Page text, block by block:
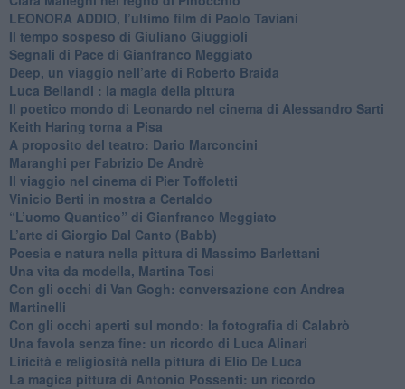
​LEONORA ADDIO, l’ultimo film di Paolo Taviani
Il tempo sospeso di Giuliano Giuggioli
Segnali di Pace di Gianfranco Meggiato
​Deep, un viaggio nell’arte di Roberto Braida
​Luca Bellandi : la magia della pittura
​Il poetico mondo di Leonardo nel cinema di Alessandro Sarti
​Keith Haring torna a Pisa
​A proposito del teatro: Dario Marconcini
Maranghi per Fabrizio De Andrè
​Il viaggio nel cinema di Pier Toffoletti
Vinicio Berti in mostra a Certaldo
“L’uomo Quantico” di Gianfranco Meggiato
​L’arte di Giorgio Dal Canto (Babb)
Poesia e natura nella pittura di Massimo Barlettani
Una vita da modella, Martina Tosi
​Con gli occhi di Van Gogh: conversazione con Andrea
Martinelli
​Con gli occhi aperti sul mondo: la fotografia di Calabrò
Una favola senza fine: un ricordo di Luca Alinari
Liricità e religiosità nella pittura di Elio De Luca
La magica pittura di Antonio Possenti: un ricordo